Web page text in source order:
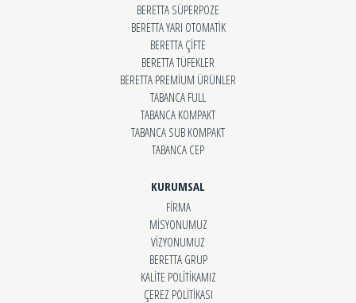
BERETTA SÜPERPOZE
BERETTA YARI OTOMATİK
BERETTA ÇİFTE
BERETTA TÜFEKLER
BERETTA PREMİUM ÜRÜNLER
TABANCA FULL
TABANCA KOMPAKT
TABANCA SUB KOMPAKT
TABANCA CEP
KURUMSAL
FİRMA
MİSYONUMUZ
VİZYONUMUZ
BERETTA GRUP
KALİTE POLİTİKAMIZ
ÇEREZ POLİTİKASI